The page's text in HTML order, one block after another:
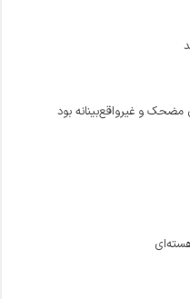
مضحک و غیرواقع‌بینانه بود